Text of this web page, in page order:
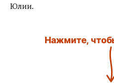
Юлии.
Нажмите,